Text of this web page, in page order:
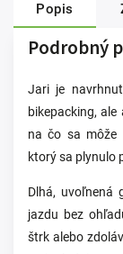
Popis
Podrobný
Jari je
bikepacking,
na čo sa môže
ktorý sa plynulo
Dlhá, uvoľnená
jazdu bez
štrk alebo